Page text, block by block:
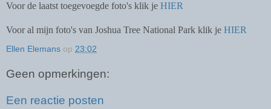
Voor de laatst toegevoegde foto's klik je HIER
Voor al mijn foto's van Joshua Tree National Park klik je HIER
Ellen Elemans op 23:02
Geen opmerkingen:
Een reactie posten